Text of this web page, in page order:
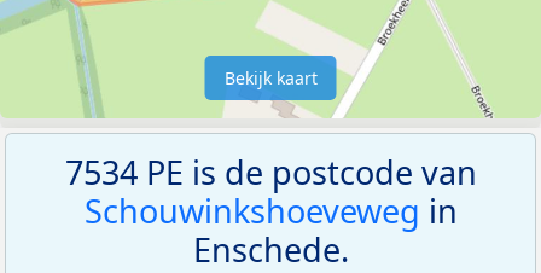
Bekijk kaart
7534 PE is de postcode van
Schouwinkshoeveweg in
Enschede.